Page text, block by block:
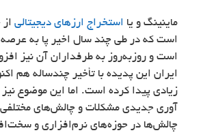
ماینینگ و یا استخراج ارزهای دیجیتالی
است که در طی چند سال اخیر پا به
است و روزبه‌روز به طرفداران آن نیز
ایران این پدیده با تأخیر چندساله هم
زیادی پیدا کرده است. اما این موضوع
آوری جدیدی مشکلات و چالش‌های مختلفی
چالش‌ها در حوزه‌های نرم‌افزاری و